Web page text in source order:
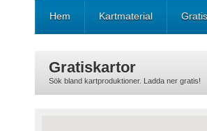
Hem Kartmaterial
Gratiskartor
Sök bland kartproduktioner. Ladda ner gratis!